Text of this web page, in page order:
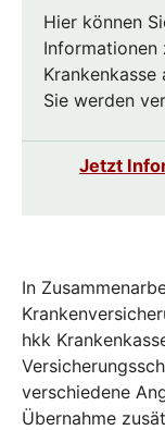
Hier können
Sie werden
Jetzt
In
hkk
verschiedene
Übernahme